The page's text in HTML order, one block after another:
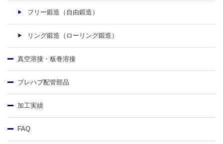
フリー鍛造（自由鍛造）
リング鍛造（ローリング鍛造）
真空溶接・板巻溶接
プレハブ配管部品
加工実績
FAQ